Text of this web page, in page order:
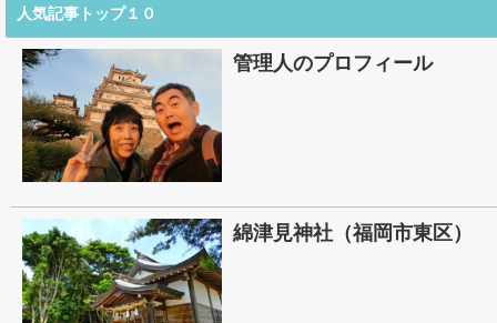
人気記事トップ１０
管理人のプロフィール
綿津見神社（福岡市東区）